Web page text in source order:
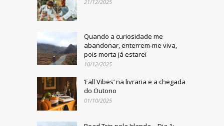
21/12/2025
Quando a curiosidade me
abandonar, enterrem-me viva,
pois morta já estarei
10/12/2025
‘Fall Vibes’ na livraria e a chegada
do Outono
01/10/2025